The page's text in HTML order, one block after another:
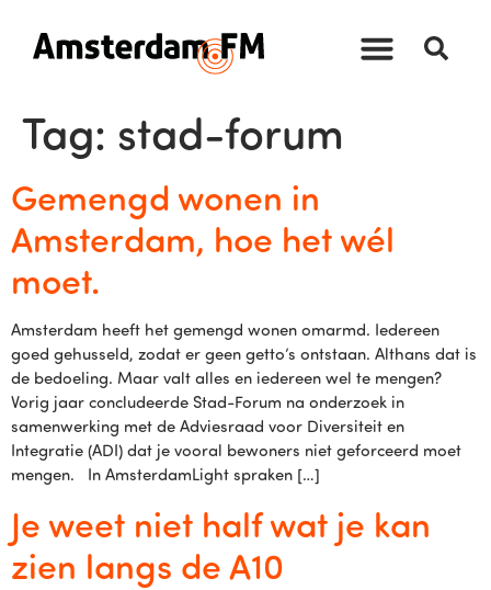
Tag: stad-forum
Gemengd wonen in
Amsterdam, hoe het wél
moet.
Amsterdam heeft het gemengd wonen omarmd. Iedereen
goed gehusseld, zodat er geen getto’s ontstaan. Althans dat is
de bedoeling. Maar valt alles en iedereen wel te mengen?
Vorig jaar concludeerde Stad-Forum na onderzoek in
samenwerking met de Adviesraad voor Diversiteit en
Integratie (ADI) dat je vooral bewoners niet geforceerd moet
mengen. In AmsterdamLight spraken […]
Je weet niet half wat je kan
zien langs de A10